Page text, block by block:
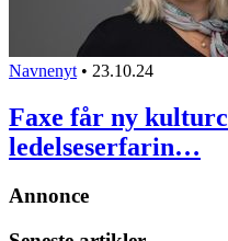
Navnenyt • 23.10.24
Faxe får ny
ledelseserfarin…
Annonce